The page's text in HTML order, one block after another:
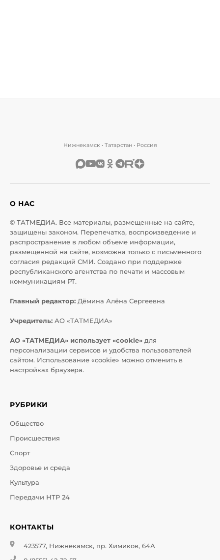
Нижнекамск • Татарстан • Россия
О НАС
© ТАТМЕДИА. Все материалы, размещенные на сайте,
защищены законом. Перепечатка, воспроизведение и
распространение в любом объеме информации,
размещенной на сайте, возможна только с письменного
согласия редакций СМИ. Создано при поддержке
республиканского агентства по печати и массовым
коммуникациям РТ.
Главный редактор: Дёмина Алёна Сергеевна
Учредитель: АО «ТАТМЕДИА»
АО «ТАТМЕДИА» использует «cookie» для
персонализации сервисов и удобства пользователей
сайтом. Использование «cookie» можно отменить в
настройках браузера.
РУБРИКИ
Общество
Происшествия
Спорт
Здоровье и среда
Культура
Передачи НТР 24
КОНТАКТЫ
423577, Нижнекамск, пр. Химиков, 64А